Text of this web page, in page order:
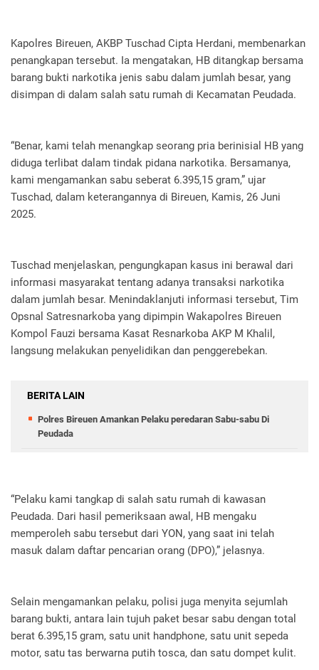
Kapolres Bireuen, AKBP Tuschad Cipta Herdani, membenarkan
penangkapan tersebut. Ia mengatakan, HB ditangkap bersama
barang bukti narkotika jenis sabu dalam jumlah besar, yang
disimpan di dalam salah satu rumah di Kecamatan Peudada.
“Benar, kami telah menangkap seorang pria berinisial HB yang
diduga terlibat dalam tindak pidana narkotika. Bersamanya,
kami mengamankan sabu seberat 6.395,15 gram,” ujar
Tuschad, dalam keterangannya di Bireuen, Kamis, 26 Juni
2025.
Tuschad menjelaskan, pengungkapan kasus ini berawal dari
informasi masyarakat tentang adanya transaksi narkotika
dalam jumlah besar. Menindaklanjuti informasi tersebut, Tim
Opsnal Satresnarkoba yang dipimpin Wakapolres Bireuen
Kompol Fauzi bersama Kasat Resnarkoba AKP M Khalil,
langsung melakukan penyelidikan dan penggerebekan.
BERITA LAIN
Polres Bireuen Amankan Pelaku peredaran Sabu-sabu Di
Peudada
“Pelaku kami tangkap di salah satu rumah di kawasan
Peudada. Dari hasil pemeriksaan awal, HB mengaku
memperoleh sabu tersebut dari YON, yang saat ini telah
masuk dalam daftar pencarian orang (DPO),” jelasnya.
Selain mengamankan pelaku, polisi juga menyita sejumlah
barang bukti, antara lain tujuh paket besar sabu dengan total
berat 6.395,15 gram, satu unit handphone, satu unit sepeda
motor, satu tas berwarna putih tosca, dan satu dompet kulit.